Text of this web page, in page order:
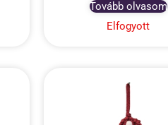
Elfogyott
Tovább olvasom